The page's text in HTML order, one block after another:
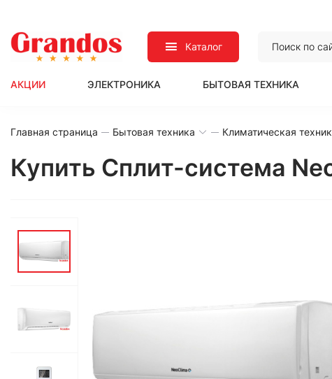
Каталог
АКЦИИ ЭЛЕКТРОНИКА БЫТОВАЯ ТЕХНИКА
Главная страница Бытовая техника Климатическая
Купить Сплит-система